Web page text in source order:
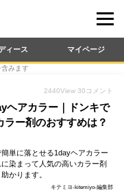
ィース マイページ
みます
2440View 30 コメント
ヘアカラー｜ドンキで
ー剤のおすすめは？
単に落とせる1dayヘアカラー
染まって人気の高いカラー剤
かります。
キテミヨ-kitemiyo-編集部